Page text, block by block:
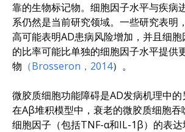
靠的生物标记物。细胞因子水平与疾病
系仍然是当前研究领域。一些研究表明
高可能表明AD患病风险增加，并且细
的比率可能比单独的细胞因子水平提供
物 （Brosseron，2014）。
微胶质细胞功能障碍是AD发病机理中的
在Aβ堆积模型中，衰老的微胶质细胞吞
细胞因子（包括TNF-α和IL-1β）的表达